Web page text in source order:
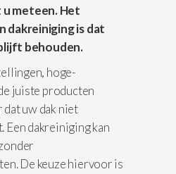
u meteen. Het
dakreiniging is dat
behouden.
hoge-
juiste producten
uw dak niet
Een dakreiniging kan
De keuze hiervoor is